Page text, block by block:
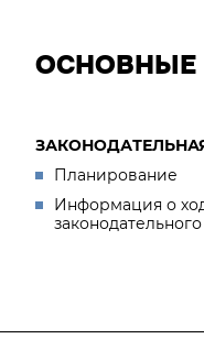
ОСНОВНЫЕ
Планирование
Информация о